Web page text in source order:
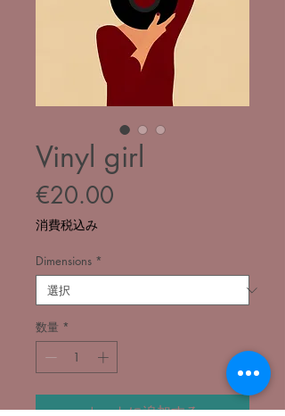
Vinyl girl
€20.00
消費税込み
Dimensions *
数量 *
カートに追加する